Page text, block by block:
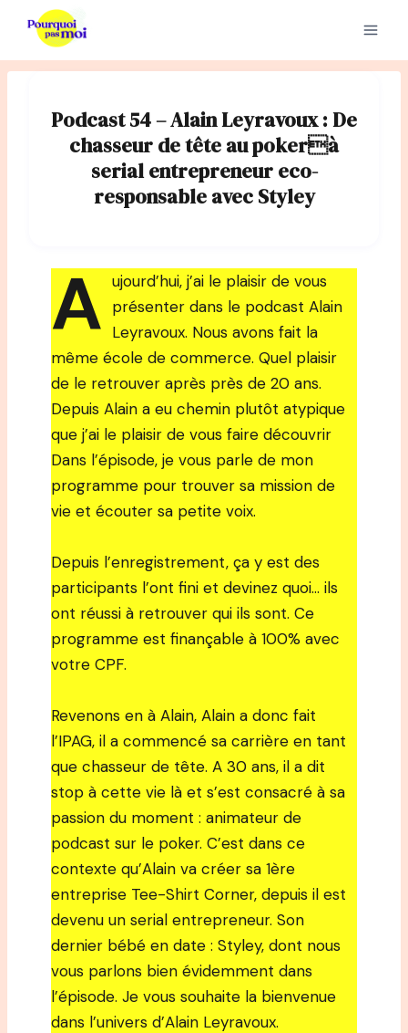
contenu
Podcast 54 – Alain Leyravoux : De
chasseur de tête au pokerà
serial entrepreneur eco-
responsable avec Styley
A ujourd’hui, j’ai le plaisir de vous
présenter dans le podcast Alain
Leyravoux. Nous avons fait la
même école de commerce. Quel plaisir
de le retrouver après près de 20 ans.
Depuis Alain a eu chemin plutôt atypique
que j’ai le plaisir de vous faire découvrir
Dans l’épisode, je vous parle de mon
programme pour trouver sa mission de
vie et écouter sa petite voix.
Depuis l’enregistrement, ça y est des
participants l’ont fini et devinez quoi… ils
ont réussi à retrouver qui ils sont. Ce
programme est finançable à 100% avec
votre CPF.
Revenons en à Alain, Alain a donc fait
l’IPAG, il a commencé sa carrière en tant
que chasseur de tête. A 30 ans, il a dit
stop à cette vie là et s’est consacré à sa
passion du moment : animateur de
podcast sur le poker. C’est dans ce
contexte qu’Alain va créer sa 1ère
entreprise Tee-Shirt Corner, depuis il est
devenu un serial entrepreneur. Son
dernier bébé en date : Styley, dont nous
vous parlons bien évidemment dans
l’épisode. Je vous souhaite la bienvenue
dans l’univers d’Alain Leyravoux.